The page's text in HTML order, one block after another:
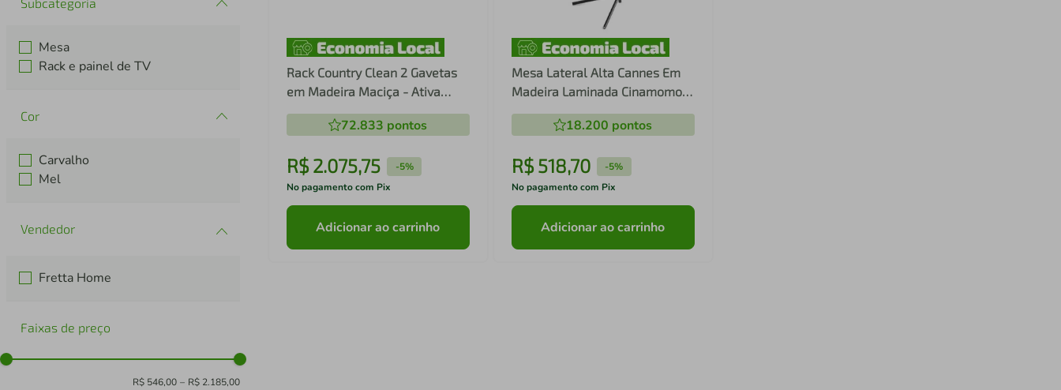
Mesa
Rack e painel de TV
Cor
Carvalho
Mel
Fretta Home
Faixas de preço
R$ 546,00 – R$ 2.185,00
Rack Country Clean 2 Gavetas
em Madeira Maciça - Ativa
Móveis
72.833 pontos
R$ 2.075,75 -5%
No pagamento com Pix
Adicionar ao carrinho
Mesa Lateral Alta Cannes Em
Madeira Laminada Cinamomo -
Ativa Móveis
18.200 pontos
R$ 518,70 -5%
No pagamento com Pix
Adicionar ao carrinho